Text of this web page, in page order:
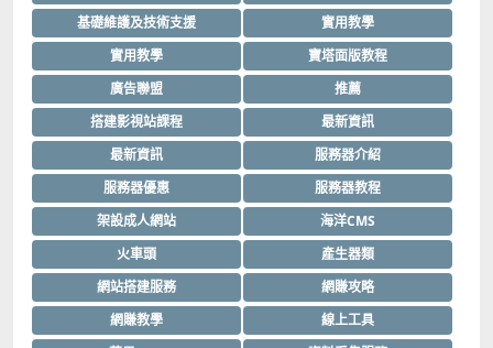
基礎維護及技術支援
實用教學
實用教學
寶塔面版教程
廣告聯盟
推薦
搭建影視站課程
最新資訊
最新資訊
服務器介紹
服務器優惠
服務器教程
架設成人網站
海洋CMS
火車頭
產生器類
網站搭建服務
網賺攻略
網賺教學
線上工具